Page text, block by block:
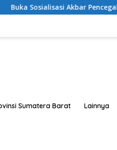
Pencegahan IRET, TCC,
Sumatera Barat Lainnya